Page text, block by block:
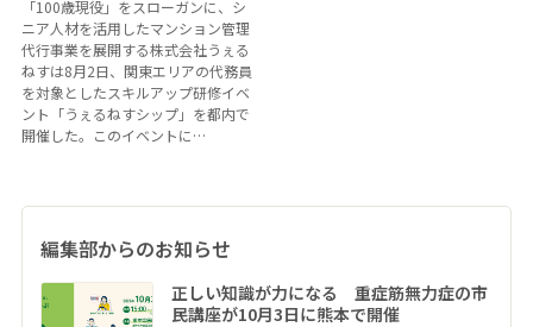
「100歳現役」をスローガンに、シ
ニア人材を活用したマンション管理
代行事業を展開する株式会社うぇる
ねすは8月2日、関東エリアの代務員
を対象としたスキルアップ研修イベ
ント「うぇるねすシップ」を都内で
開催した。このイベントに…
編集部からのお知らせ
正しい知識が力になる 重症筋無力症の市
民講座が10月3日に熊本で開催